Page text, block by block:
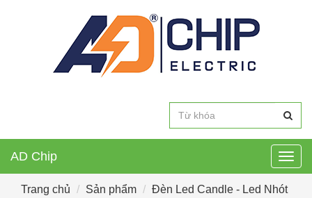
AD Chip
Trang chủ Sản phẩm
Đèn Led Candle - Led Nhót